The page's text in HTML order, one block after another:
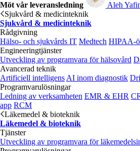
Möt vår leveransledning Aleh
Sjukvård & medicinteknik
Sjukvård & medicinteknik
Rådgivning
Hälso- och sjukvårds IT Medtech HIPAA-
Engineeringtjänster
Utveckling av programvara för hälsovård
Avancerad teknik
Artificiell intelligens AI inom diagnostik
Programvarulösningar
Ledning av verksamheten EMR & EHR
app RCM
Läkemedel & bioteknik
Läkemedel & bioteknik
Tjänster
Utveckling av programvara för